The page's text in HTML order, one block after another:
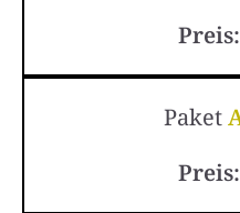
Paket